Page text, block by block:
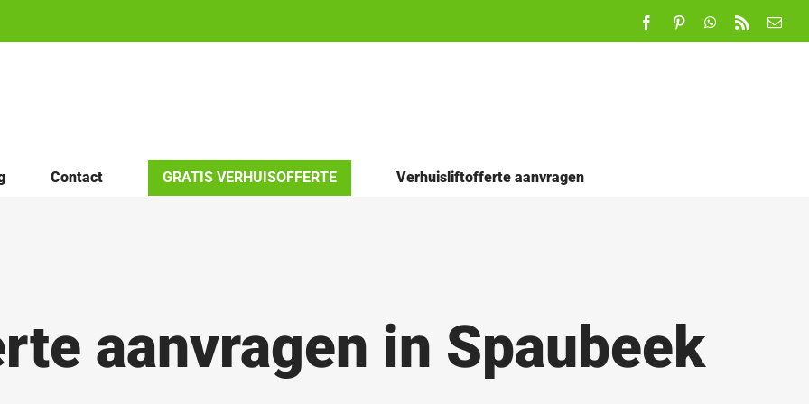
FacebookPinterestWhatsApp
Rss
E-
Contact GRATIS VERHUISOFFERTE Verhuisliftofferte aanvragen
aanvragen in Spaubeek